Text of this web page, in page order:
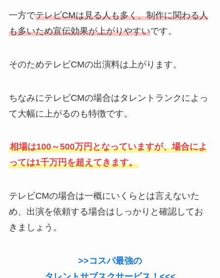
一方でテレビCMは見る人も多く、制作に関わる人
も多いため宣伝効果が上がりやすいです。
そのためテレビCMの出演料は上がります。
ちなみにテレビCMの場合はタレントランクによっ
て大幅に上がるのも特徴です。
相場は100～500万円となっていますが、場合によ
っては1千万円を超えてきます。
テレビCMの場合は一概にいくらとは言えないた
め、出演を依頼する場合はしっかりと確認してお
きましょう。
>>コスパ最強の